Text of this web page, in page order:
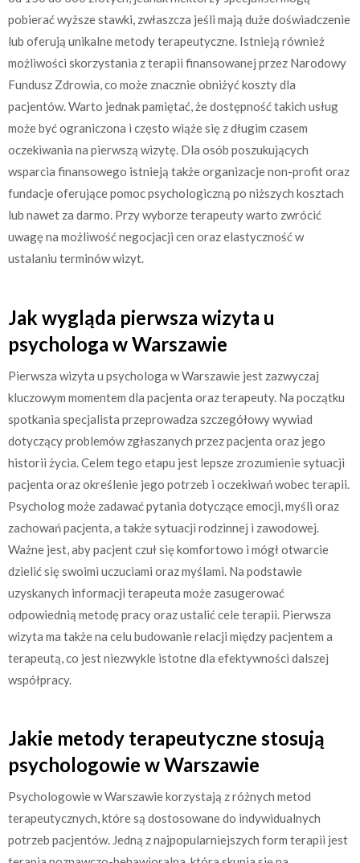
pobierać wyższe stawki, zwłaszcza jeśli mają duże doświadczenie
lub oferują unikalne metody terapeutyczne. Istnieją również
możliwości skorzystania z terapii finansowanej przez Narodowy
Fundusz Zdrowia, co może znacznie obniżyć koszty dla
pacjentów. Warto jednak pamiętać, że dostępność takich usług
może być ograniczona i często wiąże się z długim czasem
oczekiwania na pierwszą wizytę. Dla osób poszukujących
wsparcia finansowego istnieją także organizacje non-profit oraz
fundacje oferujące pomoc psychologiczną po niższych kosztach
lub nawet za darmo. Przy wyborze terapeuty warto zwrócić
uwagę na możliwość negocjacji cen oraz elastyczność w
ustalaniu terminów wizyt.
Jak wygląda pierwsza wizyta u
psychologa w Warszawie
Pierwsza wizyta u psychologa w Warszawie jest zazwyczaj
kluczowym momentem dla pacjenta oraz terapeuty. Na początku
spotkania specjalista przeprowadza szczegółowy wywiad
dotyczący problemów zgłaszanych przez pacjenta oraz jego
historii życia. Celem tego etapu jest lepsze zrozumienie sytuacji
pacjenta oraz określenie jego potrzeb i oczekiwań wobec terapii.
Psycholog może zadawać pytania dotyczące emocji, myśli oraz
zachowań pacjenta, a także sytuacji rodzinnej i zawodowej.
Ważne jest, aby pacjent czuł się komfortowo i mógł otwarcie
dzielić się swoimi uczuciami oraz myślami. Na podstawie
uzyskanych informacji terapeuta może zasugerować
odpowiednią metodę pracy oraz ustalić cele terapii. Pierwsza
wizyta ma także na celu budowanie relacji między pacjentem a
terapeutą, co jest niezwykle istotne dla efektywności dalszej
współpracy.
Jakie metody terapeutyczne stosują
psychologowie w Warszawie
Psychologowie w Warszawie korzystają z różnych metod
terapeutycznych, które są dostosowane do indywidualnych
potrzeb pacjentów. Jedną z najpopularniejszych form terapii jest